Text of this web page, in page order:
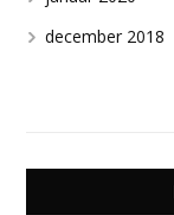
december 2018